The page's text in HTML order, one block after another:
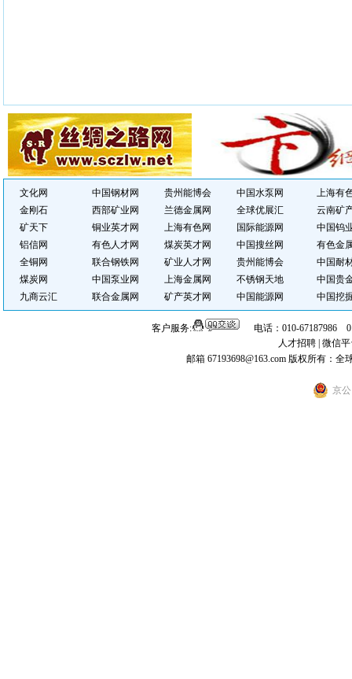
文化网 中国钢材网 贵州能博会 中国水泵网
上海有
金刚石
西部矿业网 兰德金属网 全球优展汇
云南矿
矿天下
铜业英才网 上海有色网 国际能源网
中国钨
铝信网
有色人才网 煤炭英才网 中国搜丝网
有色金
全铜网
联合钢铁网 矿业人才网 贵州能博会
中国耐
煤炭网
中国泵业网 上海金属网 不锈钢天地
中国贵
九商云汇
联合金属网 矿产英才网 中国能源网 中国挖
客户服务:
电话：010-67187986
人才招聘 微信
邮箱 67193698@163.com 版权所有：全
京公